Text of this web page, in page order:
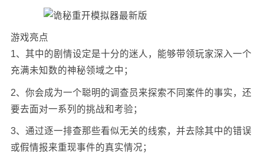
游戏亮点
1、其中的剧情设定是十分的迷人，能够带领玩家深入一个
充满未知数的神秘领域之中；
2、你会成为一个聪明的调查员来探索不同案件的事实，还
要去面对一系列的挑战和考验；
3、通过逐一排查那些看似无关的线索，并去除其中的错误
或假情报来重现事件的真实情况；